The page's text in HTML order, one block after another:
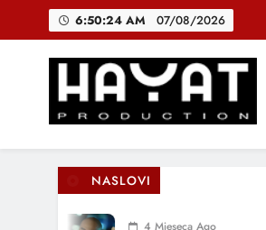
6:50:25 AM 07/08/2026
Hayat Production
Promocija domaće muzike
NASLOVI
4 Mjeseca Ago